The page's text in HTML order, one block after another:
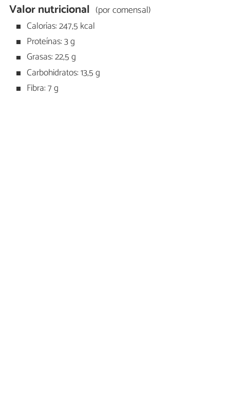
Valor nutricional (por comensal)
Calorías: 247,5 kcal
Proteínas: 3 g
Grasas: 22,5 g
Carbohidratos: 13,5 g
Fibra: 7 g